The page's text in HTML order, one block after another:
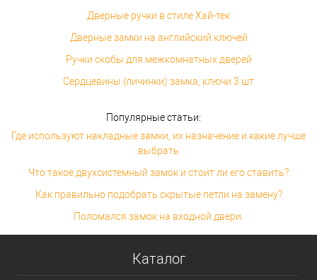
Дверные ручки в стиле Хай-тек
Дверные замки на английский ключей
Ручки скобы для межкомнатных дверей
Сердцевины (личинки) замка, ключи 3 шт
Популярные статьи:
Где используют накладные замки, их назначение и какие лучше
выбрать
Что такое двухсистемный замок и стоит ли его ставить?
Как правильно подобрать скрытые петли на замену?
Поломался замок на входной двери.
Каталог